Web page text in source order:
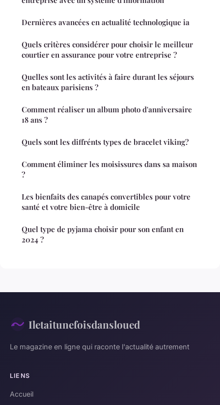
Dernières avancées en actualité technologique ia
Quels critères considérer pour choisir le meilleur
courtier en assurance pour votre entreprise ?
Quelles sont les activités à faire durant les séjours
en bateaux parisiens ?
Comment réaliser un album photo d'anniversaire
18 ans ?
Quels sont les diffrénts types de bracelet viking?
Comment éliminer les moisissures dans sa maison
?
Les bienfaits des canapés convertibles pour votre
santé et votre bien-être à domicile
Quel type de pyjama choisir pour son enfant en
2024 ?
Iletaitunefoisdansloued
Le magazine en ligne qui raconte l'actualité autrement
LIENS
Accueil